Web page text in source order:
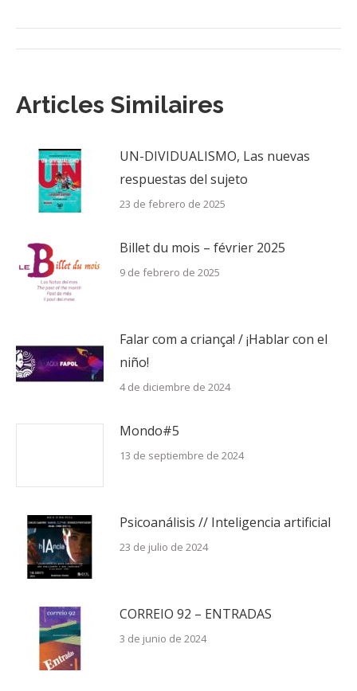
Navegación
entre
Articles Similaires
UN-DIVIDUALISMO, Las nuevas
respuestas del sujeto
23 de febrero de 2025
Billet du mois – février 2025
9 de febrero de 2025
Falar com a criança! / ¡Hablar con el
niño!
4 de diciembre de 2024
Mondo#5
13 de septiembre de 2024
Psicoanálisis // Inteligencia artificial
23 de julio de 2024
CORREIO 92 – ENTRADAS
3 de junio de 2024